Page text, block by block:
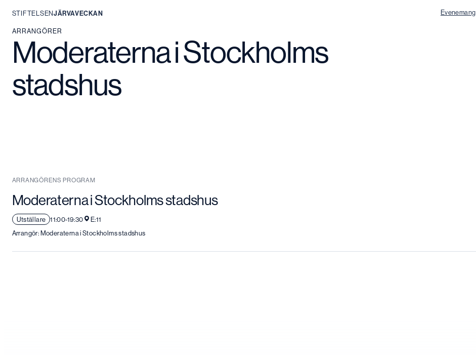
Hoppa
innehåll
STIFTELSENJÄRVAVECKAN Evenemang
ARRANGÖRER
Moderaterna i Stockholms
stadshus
ARRANGÖRENS PROGRAM
Moderaterna i Stockholms stadshus
Utställare 11:00-19:30
E:11
Arrangör: Moderaterna i Stockholms stadshus